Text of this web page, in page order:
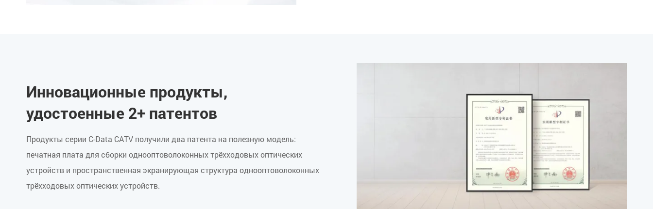
Инновационные продукты,
удостоенные 2+ патентов
Продукты серии C-Data CATV получили два патента на полезную модель:
печатная плата для сборки однооптоволоконных трёхходовых оптических
устройств и пространственная экранирующая структура однооптоволоконных
трёхходовых оптических устройств.